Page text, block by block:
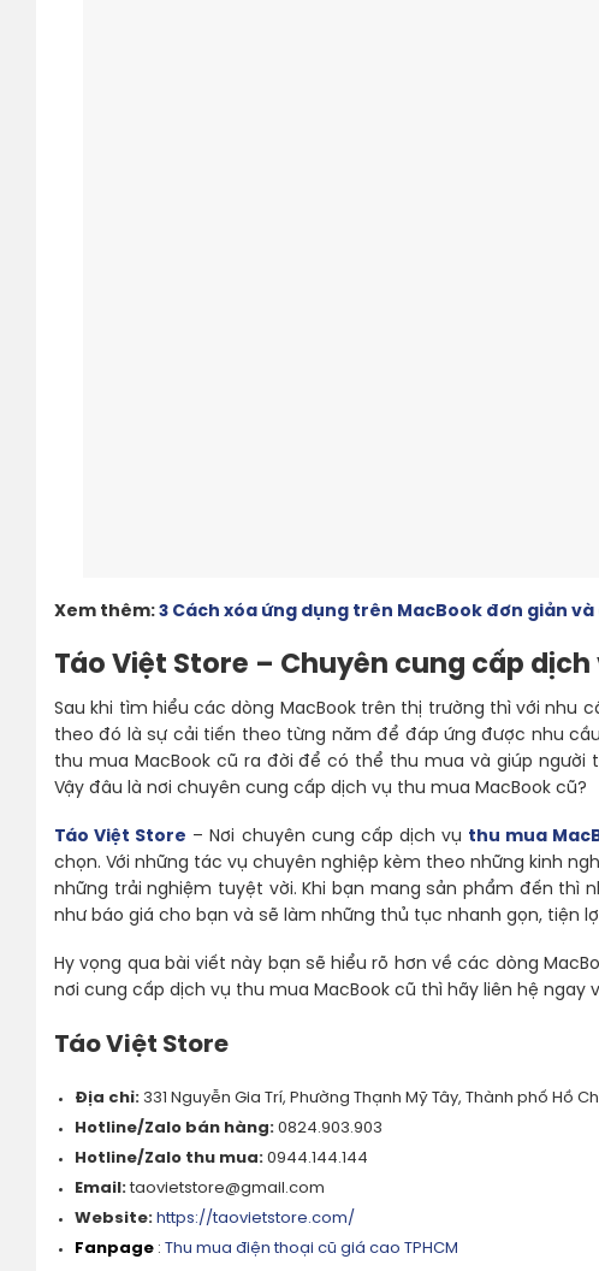
Xem thêm: 3 Cách xóa ứng dụng trên MacBook đơn giản và
Táo Việt Store – Chuyên cung cấp
Sau khi tìm hiểu các dòng MacBook trên thị trường thì với nhu
theo đó là sự cải tiến theo từng năm để đáp ứng được nhu
thu mua MacBook cũ ra đời để có thể thu mua và giúp
Vậy đâu là nơi chuyên cung cấp dịch vụ thu mua MacBook cũ?
Táo Việt Store – Nơi chuyên cung cấp dịch vụ thu mua
chọn. Với những tác vụ chuyên nghiệp kèm theo những kinh
những trải nghiệm tuyệt vời. Khi bạn mang sản phẩm đến thì
như báo giá cho bạn và sẽ làm những thủ tục nhanh gọn, tiện
Hy vọng qua bài viết này bạn sẽ hiểu rõ hơn về các dòng
nơi cung cấp dịch vụ thu mua MacBook cũ thì hãy liên hệ ngay
Táo Việt Store
Địa chỉ:331 Nguyễn Gia Trí, Phường Thạnh Mỹ Tây, Thành phố Hồ
Hotline/Zalo bán hàng:0824.903.903
Hotline/Zalo thu mua:0944.144.144
Email:taovietstore@gmail.com
Website: https://taovietstore.com/
Fanpage : Thu mua điện thoại cũ giá cao TPHCM